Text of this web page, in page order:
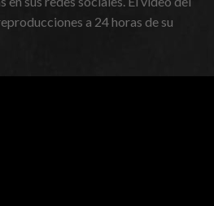
a 24 horas de su